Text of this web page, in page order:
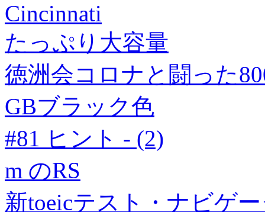
Cincinnati
たっぷり大容量
徳洲会コロナと闘った
GBブラック色
#81 ヒント - (2)
m のRS
新toeicテスト・ナビゲ